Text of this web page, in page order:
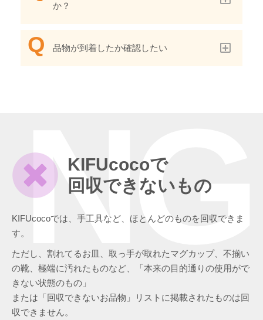
か？
品物が到着したか確認したい
KIFUcocoで
回収できないもの
KIFUcocoでは、手工具など、ほとんどのものを回収できま
す。
ただし、割れてるお皿、取っ手が取れたマグカップ、不揃い
の靴、極端に汚れたものなど、「本来の目的通りの使用がで
きない状態のもの」
または「回収できないお品物」リストに掲載されたものは回
収できません。
NG